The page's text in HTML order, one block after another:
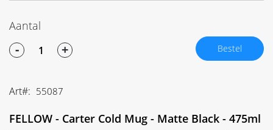
Aantal
- + Bestel
Art 55087
FELLOW - Carter Cold Mug - Matte Black - 475ml